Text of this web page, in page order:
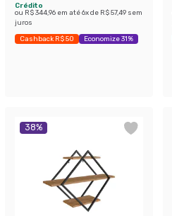
Crédito
ou R$ 344,96 em até6x de R$ 57,49 sem
juros
Cashback R$ 50 Economize 31%
38%